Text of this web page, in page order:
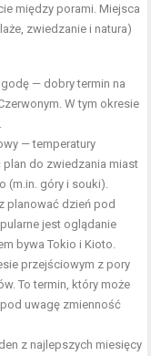
między porami. Miejsca
zwiedzanie i natura)
— dobry termin na
W tym okresie
— temperatury
plan do zwiedzania miast
(m.in. góry i souki).
planować dzień pod
jest oglądanie
bywa Tokio i Kioto.
przejściowym z pory
To termin, który może
uwagę zmienność
z najlepszych miesięcy